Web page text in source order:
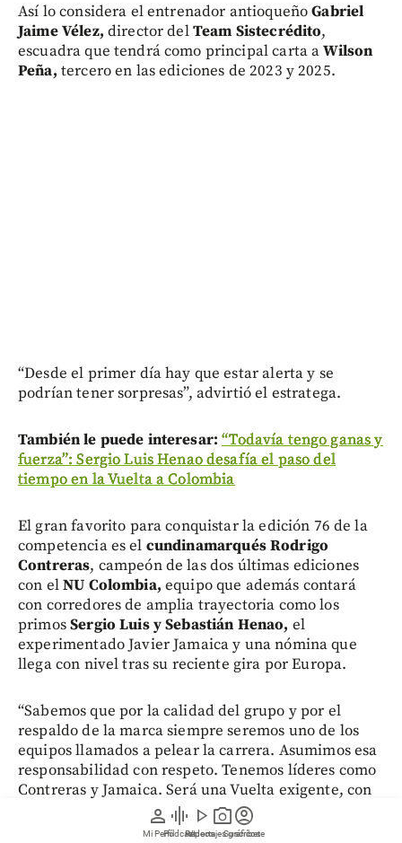
person
Mi Perfil
graphic_eq
Pódcast
play_arrow
Videos
photo_camera
Reportajes gráficos
account_circle
Suscríbete
Así lo considera el entrenador antioqueñoGabriel
Jaime Vélez, director delTeam Sistecrédito,
escuadra que tendrá como principal carta aWilson
Peña, tercero en las ediciones de 2023 y 2025.
“Desde el primer día hay que estar alerta y se
podrían tener sorpresas”, advirtió el estratega.
También le puede interesar: “Todavía tengo ganas y
fuerza”: Sergio Luis Henao desafía el paso del
tiempo en la Vuelta a Colombia
El gran favorito para conquistar la edición 76 de la
competencia es el cundinamarqués Rodrigo
Contreras, campeón de las dos últimas ediciones
con elNU Colombia, equipo que además contará
con corredores de amplia trayectoria como los
primosSergio Luis y Sebastián Henao, el
experimentado Javier Jamaica y una nómina que
llega con nivel tras su reciente gira por Europa.
“Sabemos que por la calidad del grupo y por el
respaldo de la marca siempre seremos uno de los
equipos llamados a pelear la carrera. Asumimos esa
responsabilidad con respeto. Tenemos líderes como
Contreras y Jamaica. Será una Vuelta exigente, con
mucho calor, etapas largas y una montaña que
marcará las diferencias. Creo que será una carrera